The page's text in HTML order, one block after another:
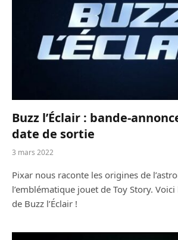
Buzz l’Éclair : bande-
date de sortie
3 mars 2022
Pixar nous raconte les origines de
l’emblématique jouet de Toy Story.
de Buzz l’Éclair !